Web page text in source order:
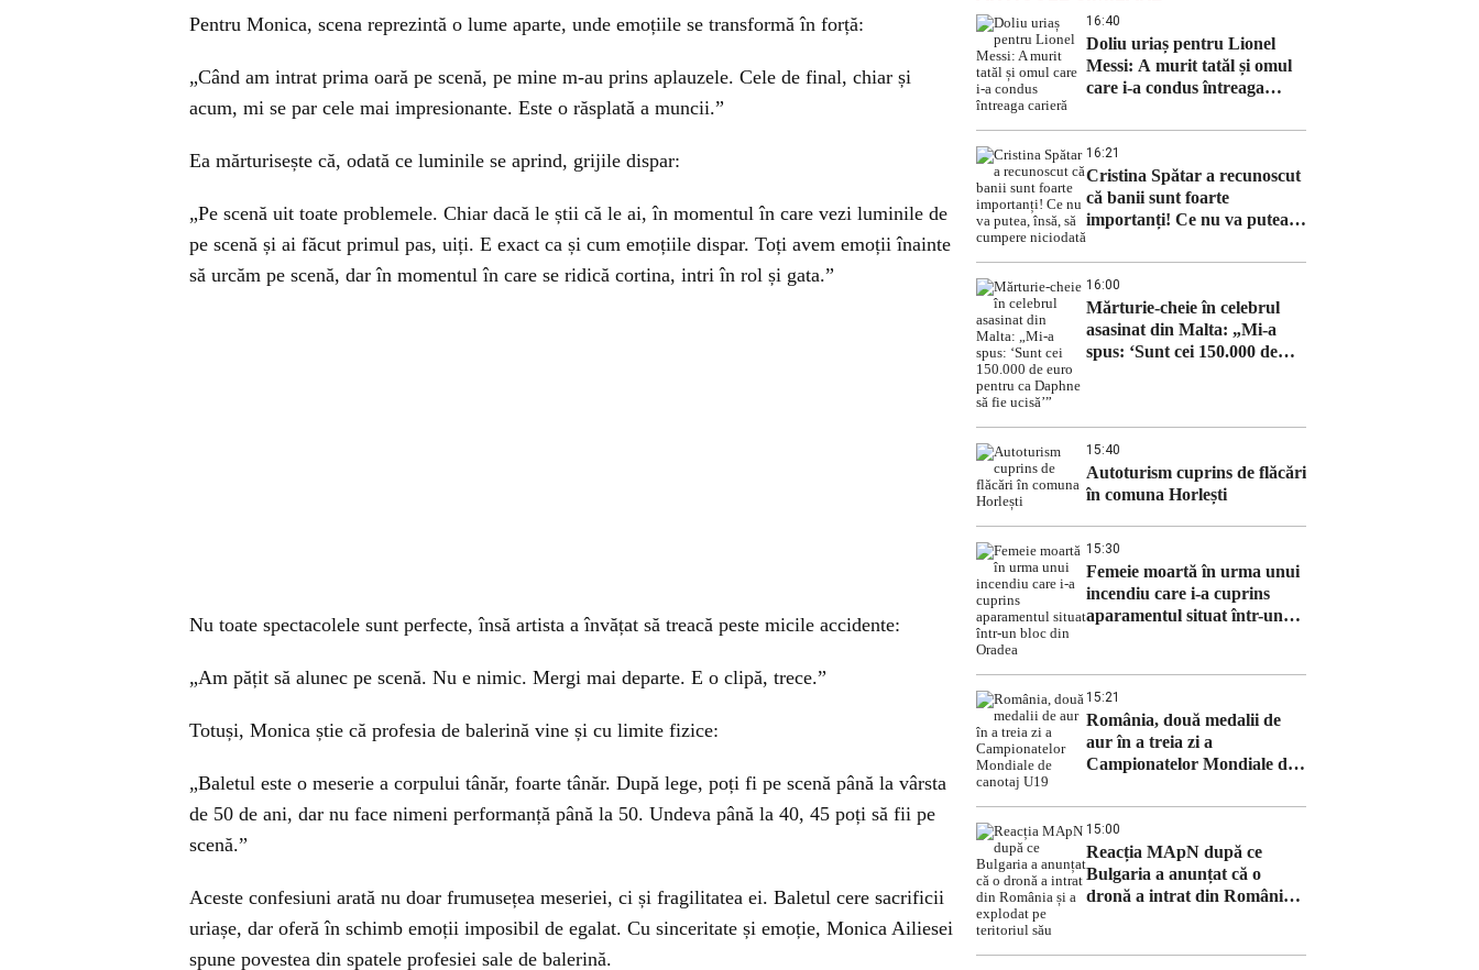
Pentru Monica, scena reprezintă o lume aparte, unde emoțiile se transformă în forță:
„Când am intrat prima oară pe scenă, pe mine m-au prins aplauzele. Cele de final, chiar și
acum, mi se par cele mai impresionante. Este o răsplată a muncii.”
Ea mărturisește că, odată ce luminile se aprind, grijile dispar:
„Pe scenă uit toate problemele. Chiar dacă le știi că le ai, în momentul în care vezi luminile de
pe scenă și ai făcut primul pas, uiți. E exact ca și cum emoțiile dispar. Toți avem emoții înainte
să urcăm pe scenă, dar în momentul în care se ridică cortina, intri în rol și gata.”
Nu toate spectacolele sunt perfecte, însă artista a învățat să treacă peste micile accidente:
„Am pățit să alunec pe scenă. Nu e nimic. Mergi mai departe. E o clipă, trece.”
Totuși, Monica știe că profesia de balerină vine și cu limite fizice:
„Baletul este o meserie a corpului tânăr, foarte tânăr. După lege, poți fi pe scenă până la vârsta
de 50 de ani, dar nu face nimeni performanță până la 50. Undeva până la 40, 45 poți să fii pe
scenă.”
Aceste confesiuni arată nu doar frumusețea meseriei, ci și fragilitatea ei. Baletul cere sacrificii
uriașe, dar oferă în schimb emoții imposibil de egalat. Cu sinceritate și emoție, Monica Ailiesei
spune povestea din spatele profesiei sale de balerină.
16:40
Doliu uriaș pentru Lionel
Messi: A murit tatăl și omul
care i-a condus întreaga
16:21
Cristina Spătar a recunoscut
că banii sunt foarte
importanți! Ce nu va putea,
16:00
Mărturie-cheie în celebrul
asasinat din Malta: „Mi-a
spus: ‘Sunt cei 150.000 de
15:40
Autoturism cuprins de flăcări
în comuna Horlești
15:30
Femeie moartă în urma unui
incendiu care i-a cuprins
aparamentul situat într-un
15:21
România, două medalii de
aur în a treia zi a
Campionatelor Mondiale de
15:00
Reacția MApN după ce
Bulgaria a anunțat că o
dronă a intrat din România